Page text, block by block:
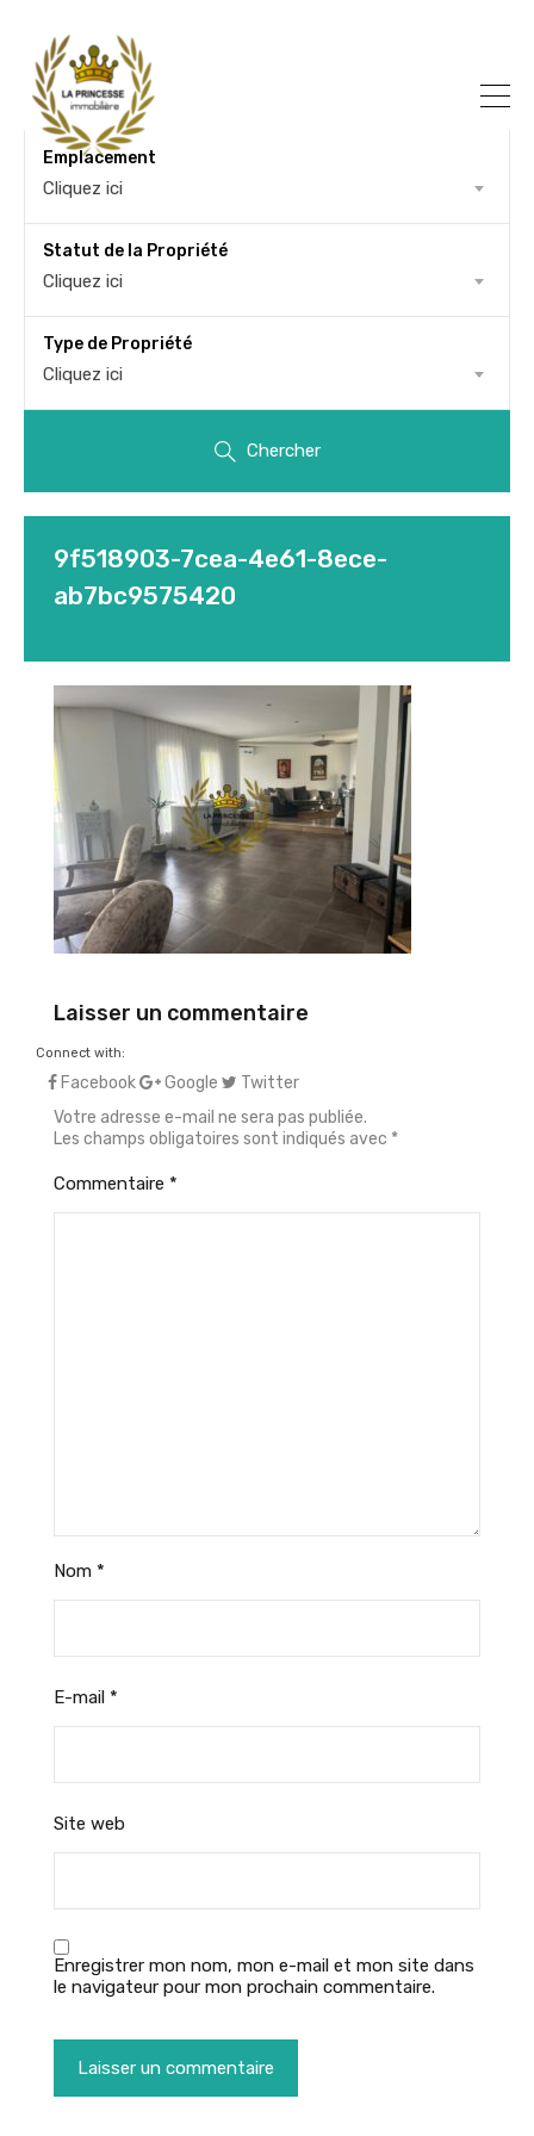
Emplacement
Cliquez ici
Statut de la Propriété
Cliquez ici
Type de Propriété
Cliquez ici
Chercher
9f518903-7cea-4e61-8ece-
ab7bc9575420
Laisser un commentaire
Connect with:
Facebook Google
Twitter
Votre adresse e-mail ne sera pas publiée.
Les champs obligatoires sont indiqués avec *
Commentaire *
Nom *
E-mail *
Site web
Enregistrer mon nom, mon e-mail et mon site dans
le navigateur pour mon prochain commentaire.